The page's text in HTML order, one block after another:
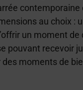
contemporaine
au choix :
un moment de
pouvant recevoir
moments de